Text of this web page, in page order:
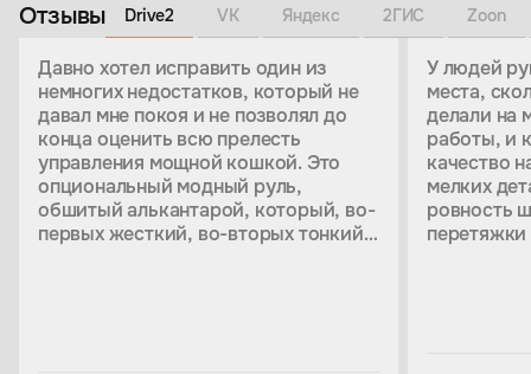
Отзывы Drive2 VK Яндекс 2ГИС Zoon
Давно хотел исправить один из
немногих недостатков, который не
давал мне покоя и не позволял до
конца оценить всю прелесть
управления мощной кошкой. Это
опциональный модный руль,
обшитый алькантарой, который, во-
первых жесткий, во-вторых тонкий,
У людей
места,
делали на
работы, и
качество
мелких
ровность